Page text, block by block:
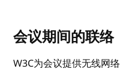
会议期间的联络
W3C为会议提供无线网络